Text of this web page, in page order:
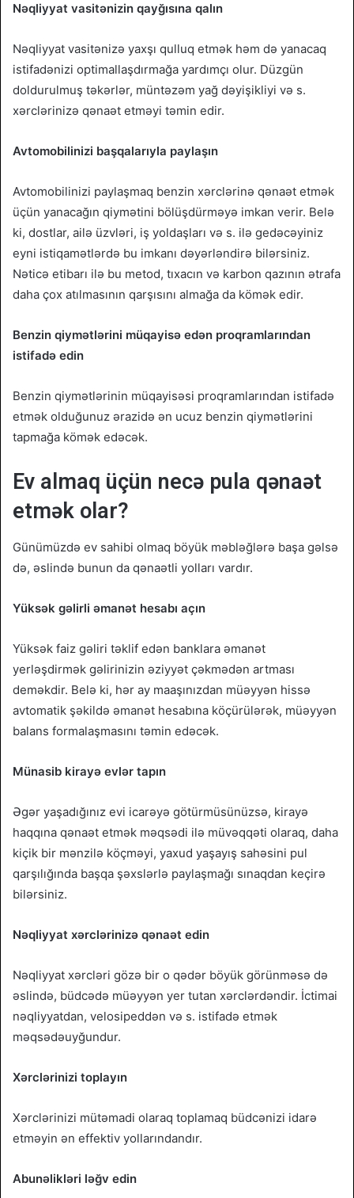
Nəqliyyat vasitənizin qayğısına qalın
Nəqliyyat vasitənizə yaxşı qulluq etmək həm də yanacaq
istifadənizi optimallaşdırmağa yardımçı olur. Düzgün
doldurulmuş təkərlər, müntəzəm yağ dəyişikliyi və s.
xərclərinizə qənaət etməyi təmin edir.
Avtomobilinizi başqalarıyla paylaşın
Avtomobilinizi paylaşmaq benzin xərclərinə qənaət etmək
üçün yanacağın qiymətini bölüşdürməyə imkan verir. Belə
ki, dostlar, ailə üzvləri, iş yoldaşları və s. ilə gedəcəyiniz
eyni istiqamətlərdə bu imkanı dəyərləndirə bilərsiniz.
Nəticə etibarı ilə bu metod, tıxacın və karbon qazının ətrafa
daha çox atılmasının qarşısını almağa da kömək edir.
Benzin qiymətlərini müqayisə edən proqramlarından
istifadə edin
Benzin qiymətlərinin müqayisəsi proqramlarından istifadə
etmək olduğunuz ərazidə ən ucuz benzin qiymətlərini
tapmağa kömək edəcək.
Ev almaq üçün necə pula qənaət
etmək olar?
Günümüzdə ev sahibi olmaq böyük məbləğlərə başa gəlsə
də, əslində bunun da qənaətli yolları vardır.
Yüksək gəlirli əmanət hesabı açın
Yüksək faiz gəliri təklif edən banklara əmanət
yerləşdirmək gəlirinizin əziyyət çəkmədən artması
deməkdir. Belə ki, hər ay maaşınızdan müəyyən hissə
avtomatik şəkildə əmanət hesabına köçürülərək, müəyyən
balans formalaşmasını təmin edəcək.
Münasib kirayə evlər tapın
Əgər yaşadığınız evi icarəyə götürmüsünüzsə, kirayə
haqqına qənaət etmək məqsədi ilə müvəqqəti olaraq, daha
kiçik bir mənzilə köçməyi, yaxud yaşayış sahəsini pul
qarşılığında başqa şəxslərlə paylaşmağı sınaqdan keçirə
bilərsiniz.
Nəqliyyat xərclərinizə qənaət edin
Nəqliyyat xərcləri gözə bir o qədər böyük görünməsə də
əslində, büdcədə müəyyən yer tutan xərclərdəndir. İctimai
nəqliyyatdan, velosipeddən və s. istifadə etmək
məqsədəuyğundur.
Xərclərinizi toplayın
Xərclərinizi mütəmadi olaraq toplamaq büdcənizi idarə
etməyin ən effektiv yollarındandır.
Abunəlikləri ləğv edin